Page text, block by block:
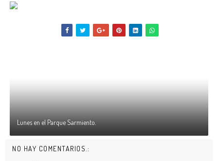
Lunes en el Parque Sarmiento.
NO HAY COMENTARIOS.: